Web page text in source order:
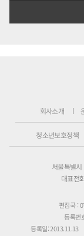
회사소개
청소년보호정책
서울특별
대표전
편집국 :
등록번
등록일: 2013.11.13